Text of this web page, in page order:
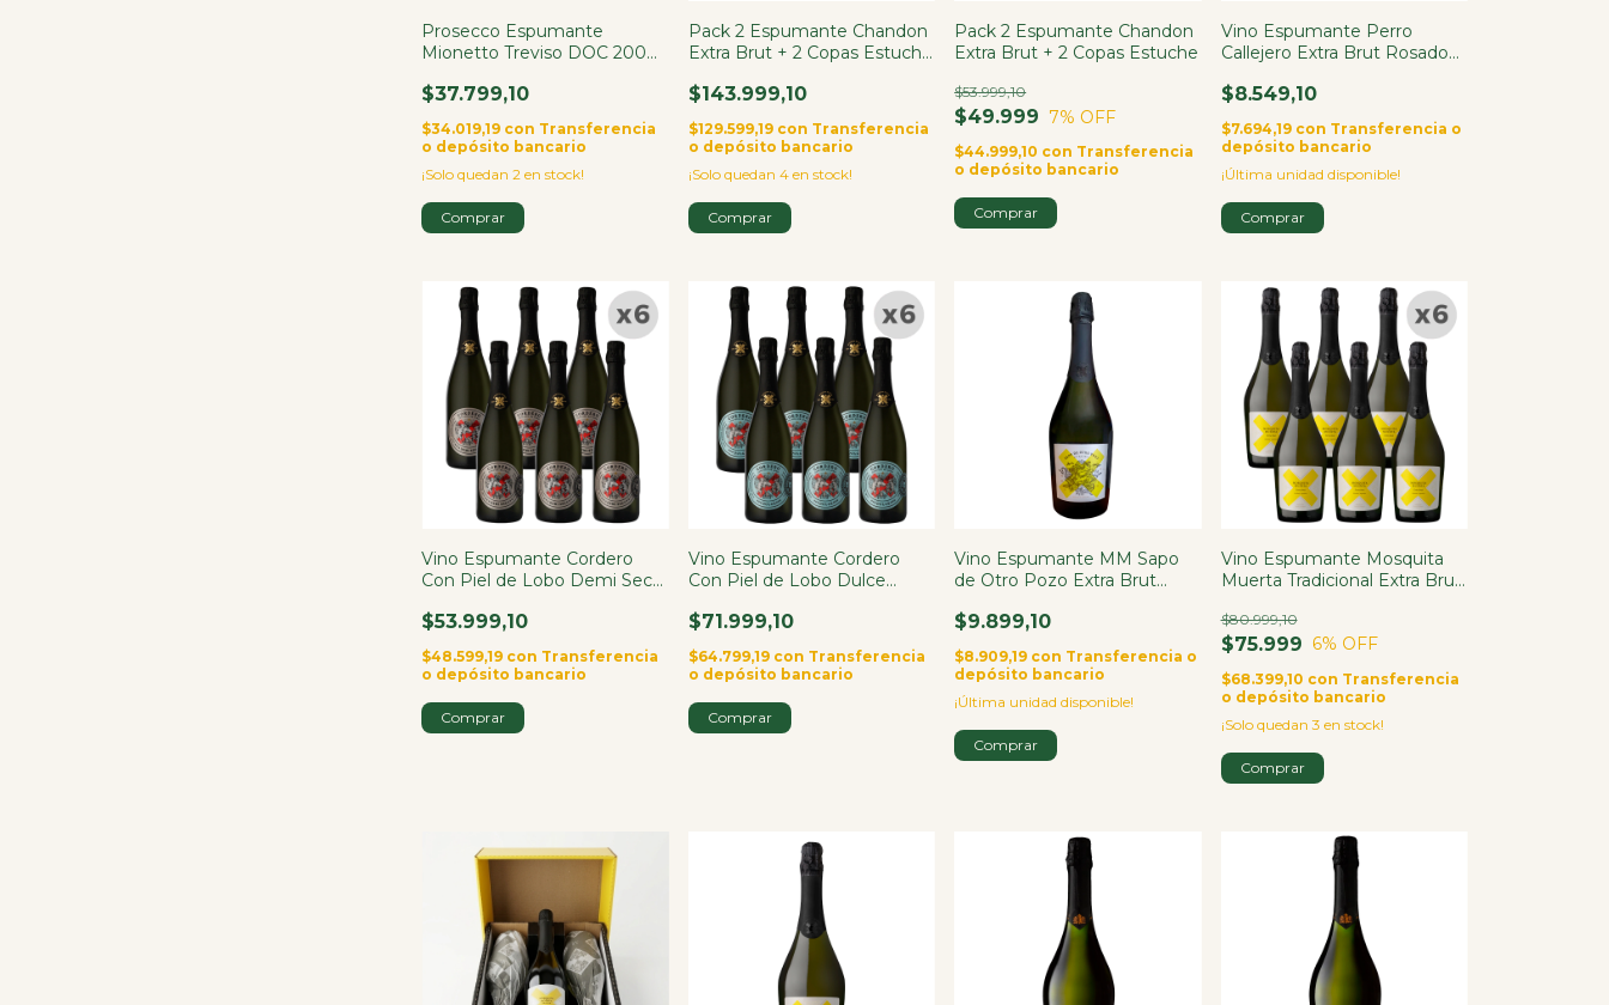
Prosecco Espumante
Mionetto Treviso DOC 200ml
$37.799,10
$34.019,19 con Transferencia
o depósito bancario
¡Solo quedan2 en stock!
Pack 2 Espumante Chandon
Extra Brut + 2 Copas Estuche
$143.999,10
$129.599,19 con Transferencia
o depósito bancario
¡Solo quedan 4en stock!
Pack 2 Espumante Chandon
Extra Brut + 2 Copas Estuche
$49.999
$53.999,10
7% OFF
$44.999,10 con Transferencia
o depósito bancario
Vino Espumante Perro
Callejero Extra Brut Rosado
$8.549,10
$7.694,19 con Transferencia o
depósito bancario
¡Última unidad disponible!
Vino Espumante Cordero
Con Piel de Lobo Demi Sec
$53.999,10
$48.599,19 con Transferencia
o depósito bancario
Vino Espumante Cordero
Con Piel de Lobo Dulce
$71.999,10
$64.799,19 con Transferencia
o depósito bancario
Vino Espumante MM Sapo
de Otro Pozo Extra Brut
$9.899,10
$8.909,19 con Transferencia o
depósito bancario
¡Última unidad disponible!
Vino Espumante Mosquita
Muerta Tradicional Extra Brut
$75.999
$80.999,10
6% OFF
$68.399,10 con Transferencia
o depósito bancario
¡Solo quedan 3 en stock!